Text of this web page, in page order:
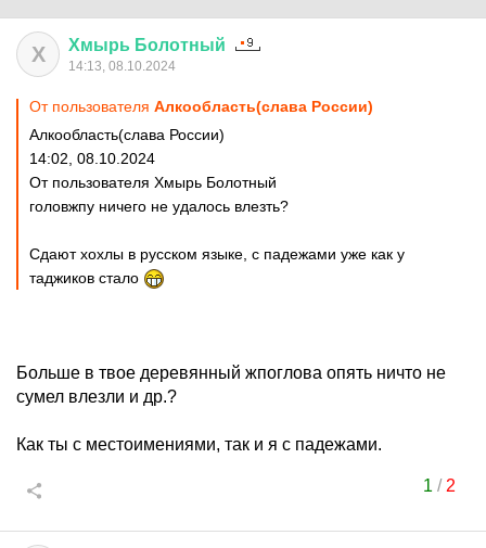
Х Хмырь Болотный
14:13, 08.10.2024
От пользователя Алкообласть(слава России)
Алкообласть(слава России)
14:02, 08.10.2024
От пользователя Хмырь Болотный
головжпу ничего не удалось влезть?
Сдают хохлы в русском языке, с падежами уже как у
таджиков стало
Больше в твое деревянный жпоглова опять ничто не
сумел влезли и др.?
Как ты с местоимениями, так и я с падежами.
1 / 2